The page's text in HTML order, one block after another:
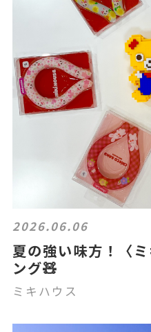
2026.06.06
夏の強い味方！〈
ング🧸
ミキハウス